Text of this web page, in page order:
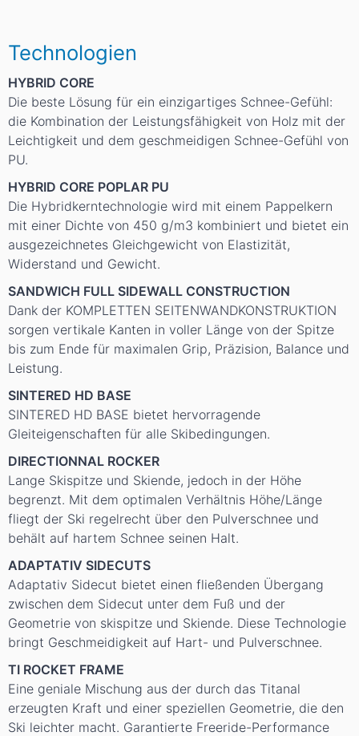
Technologien
HYBRID CORE
Die beste Lösung für ein einzigartiges Schnee-Gefühl:
die Kombination der Leistungsfähigkeit von Holz mit der
Leichtigkeit und dem geschmeidigen Schnee-Gefühl von
PU.
HYBRID CORE POPLAR PU
Die Hybridkerntechnologie wird mit einem Pappelkern
mit einer Dichte von 450 g/m3 kombiniert und bietet ein
ausgezeichnetes Gleichgewicht von Elastizität,
Widerstand und Gewicht.
SANDWICH FULL SIDEWALL CONSTRUCTION
Dank der KOMPLETTEN SEITENWANDKONSTRUKTION
sorgen vertikale Kanten in voller Länge von der Spitze
bis zum Ende für maximalen Grip, Präzision, Balance und
Leistung.
SINTERED HD BASE
SINTERED HD BASE bietet hervorragende
Gleiteigenschaften für alle Skibedingungen.
DIRECTIONNAL ROCKER
Lange Skispitze und Skiende, jedoch in der Höhe
begrenzt. Mit dem optimalen Verhältnis Höhe/Länge
fliegt der Ski regelrecht über den Pulverschnee und
behält auf hartem Schnee seinen Halt.
ADAPTATIV SIDECUTS
Adaptativ Sidecut bietet einen fließenden Übergang
zwischen dem Sidecut unter dem Fuß und der
Geometrie von skispitze und Skiende. Diese Technologie
bringt Geschmeidigkeit auf Hart- und Pulverschnee.
TI ROCKET FRAME
Eine geniale Mischung aus der durch das Titanal
erzeugten Kraft und einer speziellen Geometrie, die den
Ski leichter macht. Garantierte Freeride-Performance